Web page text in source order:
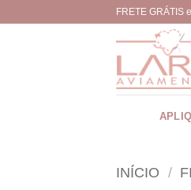
FRETE GRÁTIS
INÍCIO /